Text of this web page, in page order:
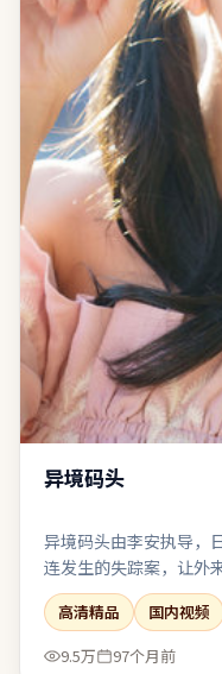
异境码头
异境码头由李安执导，
连发生的失踪案，让外
被刻意混搭：既有类型
收束有力，余味可在离
高清精品
国内视频
9.5万
97个月前